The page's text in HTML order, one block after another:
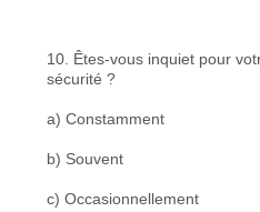
10. Êtes-vous inquiet pour
sécurité ?
a) Constamment
b) Souvent
c) Occasionnellement